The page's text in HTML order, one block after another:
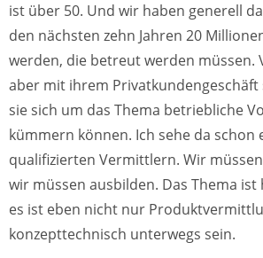
ist über 50. Und wir haben generell
den nächsten zehn Jahren 20
werden, die betreut werden müssen.
aber mit ihrem Privatkundengeschäft
sie sich um das Thema betriebliche
kümmern können. Ich sehe da schon
qualifizierten Vermittlern. Wir
wir müssen ausbilden. Das Thema
es ist eben nicht nur
konzepttechnisch unterwegs sein.